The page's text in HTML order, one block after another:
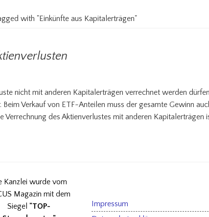
with "Einkünfte aus Kapitalerträgen"
nicht mit anderen Kapitalerträgen verrechnet werden
Beim Verkauf von ETF-Anteilen muss der gesamte Gewinn
Verrechnung des Aktienverlustes mit anderen
Kanzlei wurde vom
Magazin mit dem
Siegel"TOP-
Impressum